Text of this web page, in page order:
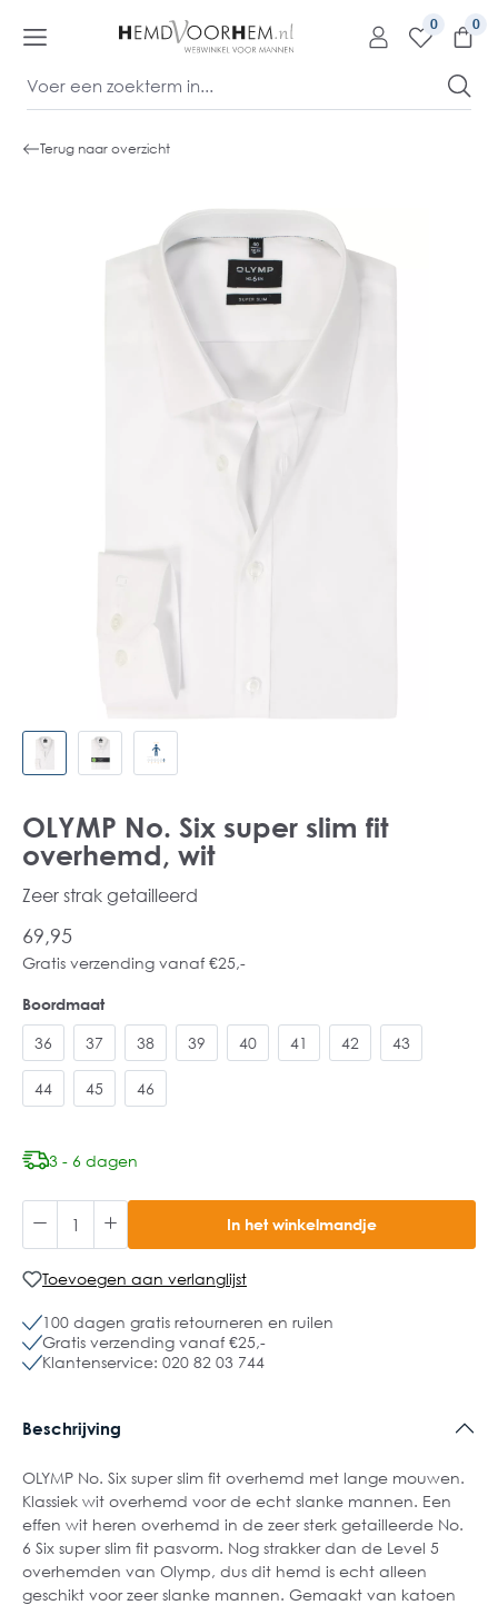
0
Terug naar overzicht
OLYMP No. Six super slim fit
overhemd, wit
Zeer strak getailleerd
69,95
Gratis verzending vanaf €25,-
Boordmaat
36 37 38 39 40 41 42 43
44 45 46
3 - 6 dagen
In het winkelmandje
Toevoegen aan verlanglijst
100 dagen gratis retourneren en ruilen
Gratis verzending vanaf €25,-
Klantenservice: 020 82 03 744
Beschrijving
OLYMP No. Six super slim fit overhemd met lange mouwen.
Klassiek wit overhemd voor de echt slanke mannen. Een
effen wit heren overhemd in de zeer sterk getailleerde No.
6 Six super slim fit pasvorm. Nog strakker dan de Level 5
overhemden van Olymp, dus dit hemd is echt alleen
geschikt voor zeer slanke mannen. Gemaakt van katoen